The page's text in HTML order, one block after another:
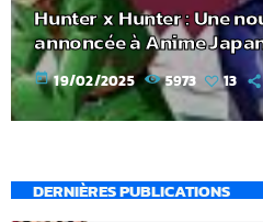
Hunter x Hunter : Une
annoncée à Anime
today 19/02/2025 5973 13
DERNIÈRES PUBLICATIONS